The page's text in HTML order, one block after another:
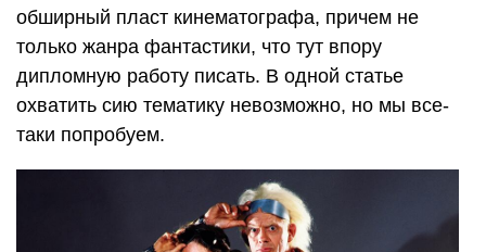
обширный пласт кинематографа, причем не
только жанра фантастики, что тут впору
дипломную работу писать. В одной статье
охватить сию тематику невозможно, но мы все-
таки попробуем.